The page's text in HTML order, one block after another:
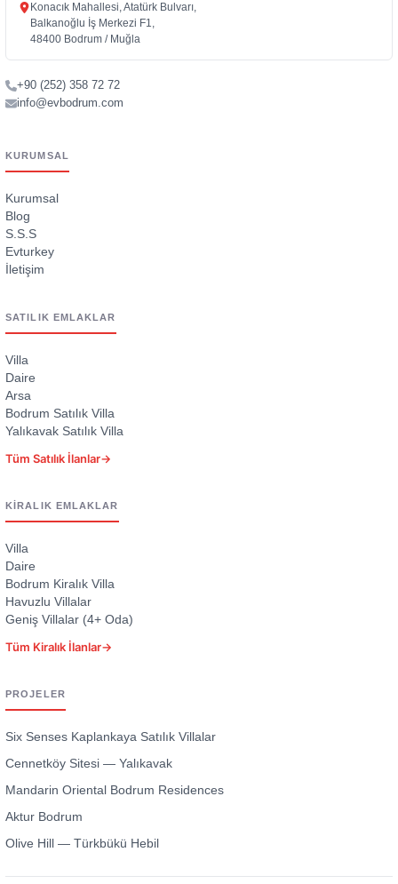
Konacık Mahallesi, Atatürk Bulvarı,
Balkanoğlu İş Merkezi F1,
48400 Bodrum / Muğla
+90 (252) 358 72 72
info@evbodrum.com
KURUMSAL
Kurumsal
Blog
S.S.S
Evturkey
İletişim
SATILIK EMLAKLAR
Villa
Daire
Arsa
Bodrum Satılık Villa
Yalıkavak Satılık Villa
Tüm Satılık İlanlar→
KIRALIK EMLAKLAR
Villa
Daire
Bodrum Kiralık Villa
Havuzlu Villalar
Geniş Villalar (4+ Oda)
Tüm Kiralık İlanlar→
PROJELER
Six Senses Kaplankaya Satılık Villalar
Cennetköy Sitesi — Yalıkavak
Mandarin Oriental Bodrum Residences
Aktur Bodrum
Olive Hill — Türkbükü Hebil